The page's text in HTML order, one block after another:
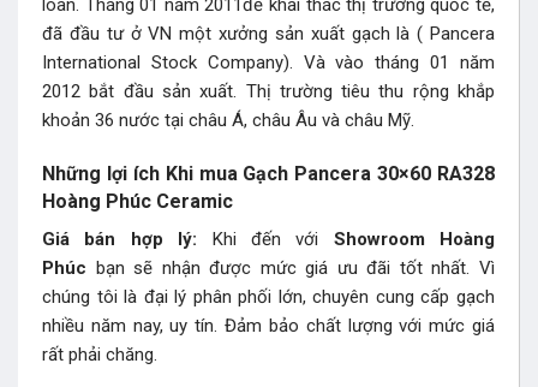
loan. Tháng 01 năm 2011để khai thác thị trường quốc tế,
đã đầu tư ở VN một xưởng sản xuất gạch là ( Pancera
International Stock Company). Và vào tháng 01 năm
2012 bắt đầu sản xuất. Thị trường tiêu thu rộng khắp
khoản 36 nước tại châu Á, châu Âu và châu Mỹ.
Những lợi ích Khi mua Gạch Pancera 30×60 RA328
Hoàng Phúc Ceramic
Giá bán hợp lý: Khi đến với Showroom Hoàng
Phúc bạn sẽ nhận được mức giá ưu đãi tốt nhất. Vì
chúng tôi là đại lý phân phối lớn, chuyên cung cấp gạch
nhiều năm nay, uy tín. Đảm bảo chất lượng với mức giá
rất phải chăng.